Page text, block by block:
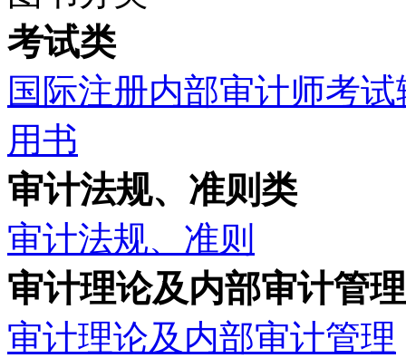
考试类
国际注册内部审计师考
用书
审计法规、准则类
审计法规、准则
审计理论及内部审计管
审计理论及内部审计管理